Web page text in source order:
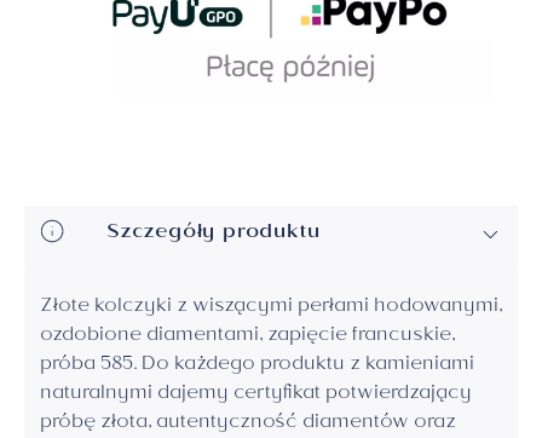
Szczegóły produktu
Złote kolczyki z wiszącymi perłami hodowanymi,
ozdobione diamentami, zapięcie francuskie,
próba 585. Do każdego produktu z kamieniami
naturalnymi dajemy certyfikat potwierdzający
próbę złota, autentyczność diamentów oraz